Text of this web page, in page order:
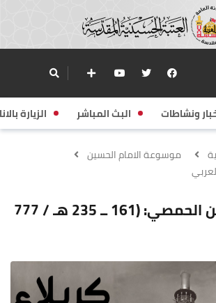
ونشاطات البث المباشر الزيارة
موسوعة الامام الحسين
165 ــ ديك الجن الحمصي: (161 ــ 235 هـ / 777